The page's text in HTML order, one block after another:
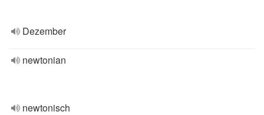
Dezember
newtonian
newtonisch